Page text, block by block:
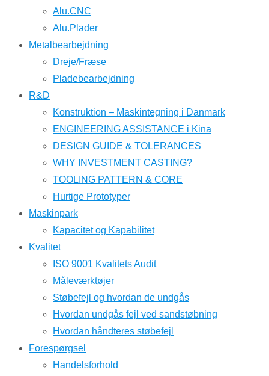
Alu.CNC
Alu.Plader
Metalbearbejdning
Dreje/Fræse
Pladebearbejdning
R&D
Konstruktion – Maskintegning i Danmark
ENGINEERING ASSISTANCE i Kina
DESIGN GUIDE & TOLERANCES
WHY INVESTMENT CASTING?
TOOLING PATTERN & CORE
Hurtige Prototyper
Maskinpark
Kapacitet og Kapabilitet
Kvalitet
ISO 9001 Kvalitets Audit
Måleværktøjer
Støbefejl og hvordan de undgås
Hvordan undgås fejl ved sandstøbning
Hvordan håndteres støbefejl
Forespørgsel
Handelsforhold